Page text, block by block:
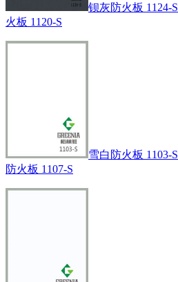
钡灰防火板 1124-S
火板 1120-S
雪白防火板 1103-S
防火板 1107-S